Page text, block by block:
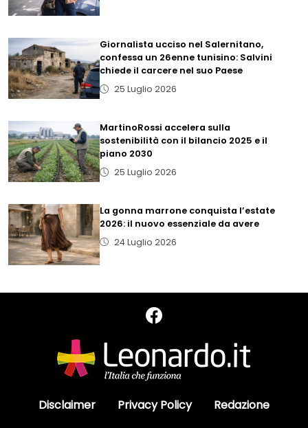
Giornalista ucciso nel Salernitano,
confessa un 26enne tunisino: Salvini
chiede il carcere nel suo Paese
25 Luglio 2026
MartinoRossi accelera sulla
sostenibilità con il bilancio 2025 e il
piano 2030
25 Luglio 2026
La gonna marrone conquista l’estate
2026: il nuovo essenziale da avere
24 Luglio 2026
Disclaimer Privacy Policy Redazione